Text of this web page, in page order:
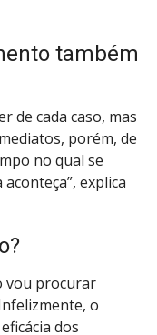
também
de cada caso, mas
porém, de
no qual se
explica
vou procurar
o
dos